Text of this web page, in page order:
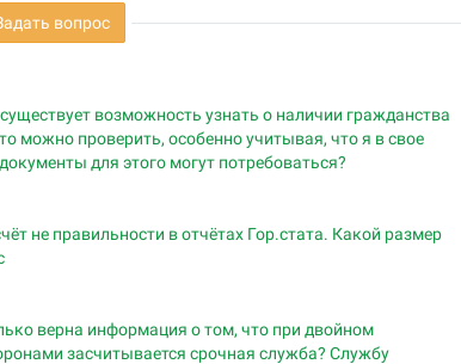
вопрос
возможность узнать о наличии гражданства
можно проверить, особенно учитывая, что я в свое
для этого могут потребоваться?
не правильности в отчётах Гор.стата. Какой размер
верна информация о том, что при двойном
засчитывается срочная служба? Службу